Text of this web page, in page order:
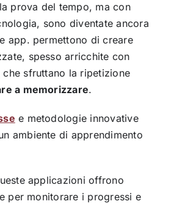
prova del tempo, ma con
sono diventate ancora
app. permettono di creare
spesso arricchite con
sfruttano la ripetizione
a memorizzare.
e metodologie innovative
ambiente di apprendimento
applicazioni offrono
per monitorare i progressi e